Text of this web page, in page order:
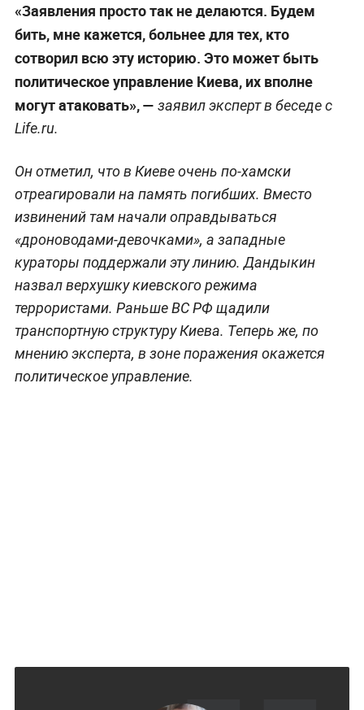
«Заявления просто так не делаются. Будем
бить, мне кажется, больнее для тех, кто
сотворил всю эту историю. Это может быть
политическое управление Киева, их вполне
могут атаковать», — заявил эксперт в беседе с
Life.ru.
Он отметил, что в Киеве очень по-хамски
отреагировали на память погибших. Вместо
извинений там начали оправдываться
«дроноводами-девочками», а западные
кураторы поддержали эту линию. Дандыкин
назвал верхушку киевского режима
террористами. Раньше ВС РФ щадили
транспортную структуру Киева. Теперь же, по
мнению эксперта, в зоне поражения окажется
политическое управление.